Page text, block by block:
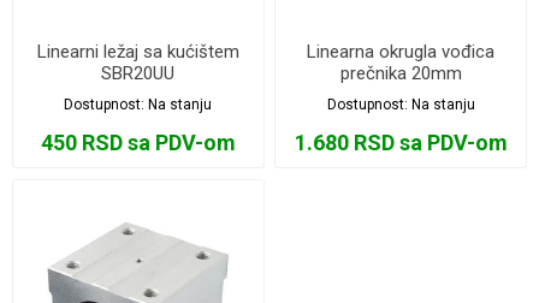
Linearni ležaj sa kućištem
SBR20UU
Dostupnost: Na stanju
450 RSD sa PDV-om
Linearna okrugla vođica
prečnika 20mm
Dostupnost: Na stanju
1.680 RSD sa PDV-om